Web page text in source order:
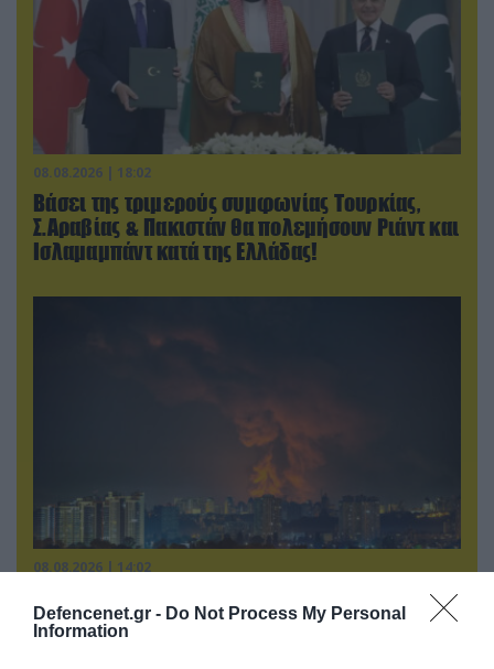
Defencenet.gr - Do Not Process My Personal
Information
08.08.2026 | 18:02
Βάσει της τριμερούς συμφωνίας Τουρκίας,
Σ.Αραβίας & Πακιστάν θα πολεμήσουν Ριάντ και
Ισλαμαμπάντ κατά της Ελλάδας!
08.08.2026 | 14:02
υπερηχητικό 3M22 Zircon: Σοκαρισμένος
Ουκρανός κατέγραψε τη στιγμή (βίντεο)